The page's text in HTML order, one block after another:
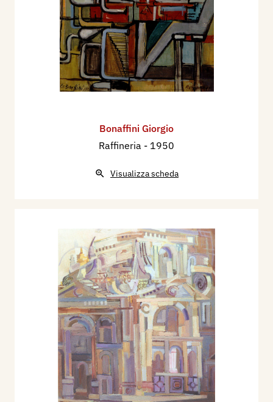
Bonaffini Giorgio
Raffineria - 1950
Visualizza scheda